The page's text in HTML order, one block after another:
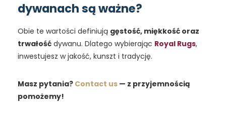
dywanach są ważne?
Obie te wartości definiują gęstość, miękkość oraz
trwałość dywanu. Dlatego wybierając Royal Rugs,
inwestujesz w jakość, kunszt i tradycję.
Masz pytania? Contact us — z przyjemnością
pomożemy!